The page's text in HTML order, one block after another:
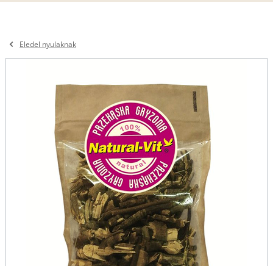
Eledel nyulaknak